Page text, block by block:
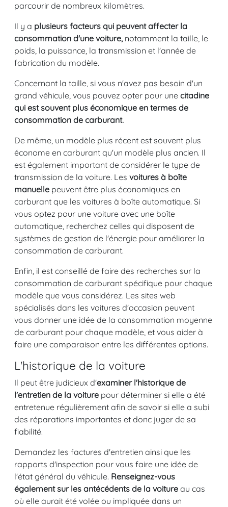
parcourir de nombreux kilomètres.
Il y a plusieurs facteurs qui peuvent affecter la
consommation d'une voiture, notamment la taille, le
poids, la puissance, la transmission et l'année de
fabrication du modèle.
Concernant la taille, si vous n'avez pas besoin d'un
grand véhicule, vous pouvez opter pour une citadine
qui est souvent plus économique en termes de
consommation de carburant.
De même, un modèle plus récent est souvent plus
économe en carburant qu'un modèle plus ancien. Il
est également important de considérer le type de
transmission de la voiture. Les voitures à boîte
manuelle peuvent être plus économiques en
carburant que les voitures à boîte automatique. Si
vous optez pour une voiture avec une boîte
automatique, recherchez celles qui disposent de
systèmes de gestion de l'énergie pour améliorer la
consommation de carburant.
Enfin, il est conseillé de faire des recherches sur la
consommation de carburant spécifique pour chaque
modèle que vous considérez. Les sites web
spécialisés dans les voitures d'occasion peuvent
vous donner une idée de la consommation moyenne
de carburant pour chaque modèle, et vous aider à
faire une comparaison entre les différentes options.
L'historique de la voiture
Il peut être judicieux d'examiner l'historique de
l'entretien de la voiture pour déterminer si elle a été
entretenue régulièrement afin de savoir si elle a subi
des réparations importantes et donc juger de sa
fiabilité.
Demandez les factures d'entretien ainsi que les
rapports d'inspection pour vous faire une idée de
l'état général du véhicule. Renseignez-vous
également sur les antécédents de la voiture au cas
où elle aurait été volée ou impliquée dans un